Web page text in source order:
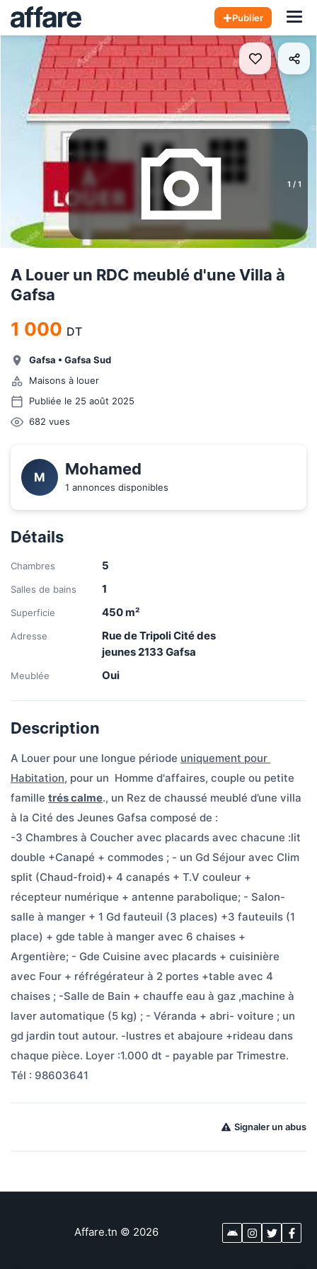
Publier
1 / 1
A Louer un RDC meublé d'une Villa à
Gafsa
1 000 DT
Gafsa • Gafsa Sud
Maisons à louer
Publiée le 25 août 2025
682 vues
M Mohamed
1 annonces disponibles
Détails
Chambres 5
Salles de bains 1
Superficie 450m²
Adresse
Rue de Tripoli Cité des
jeunes 2133 Gafsa
Meublée Oui
Description
A Louer pour une longue période uniquement pour
Habitation, pour un  Homme d'affaires, couple ou petite
famille trés calme., un Rez de chaussé meublé d’une villa
à la Cité des Jeunes Gafsa composé de :
-3 Chambres à Coucher avec placards avec chacune :lit
double +Canapé + commodes ; - un Gd Séjour avec Clim
split (Chaud-froid)+ 4 canapés + T.V couleur +
récepteur numérique + antenne parabolique; - Salon-
salle à manger + 1 Gd fauteuil (3 places) +3 fauteuils (1
place) + gde table à manger avec 6 chaises +
Argentière; - Gde Cuisine avec placards + cuisinière
avec Four + réfrégérateur à 2 portes +table avec 4
chaises ; -Salle de Bain + chauffe eau à gaz ,machine à
laver automatique (5 kg) ; - Véranda + abri- voiture ; un
gd jardin tout autour. -lustres et abajoure +rideau dans
chaque pièce. Loyer :1.000 dt - payable par Trimestre.
Tél : 98603641
Signaler un abus
Affare.tn © 2026